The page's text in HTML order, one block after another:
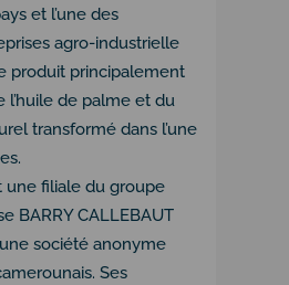
et l’une des
agro-industrielle
produit principalement
l’huile de palme et du
transformé dans l’une
une filiale du groupe
BARRY CALLEBAUT
société anonyme
Ses